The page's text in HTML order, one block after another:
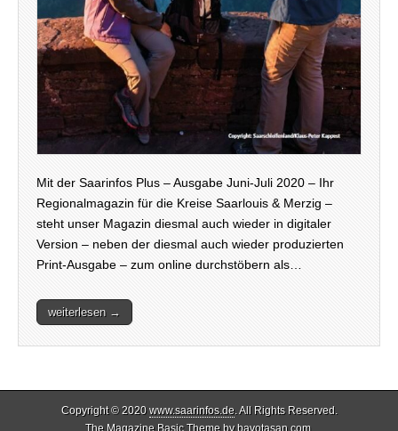
Mit der Saarinfos Plus – Ausgabe Juni-Juli 2020 – Ihr
Regionalmagazin für die Kreise Saarlouis & Merzig –
steht unser Magazin diesmal auch wieder in digitaler
Version – neben der diesmal auch wieder produzierten
Print-Ausgabe – zum online durchstöbern als…
weiterlesen →
Copyright © 2020 www.saarinfos.de. All Rights Reserved.
The Magazine Basic Theme bybavotasan.com